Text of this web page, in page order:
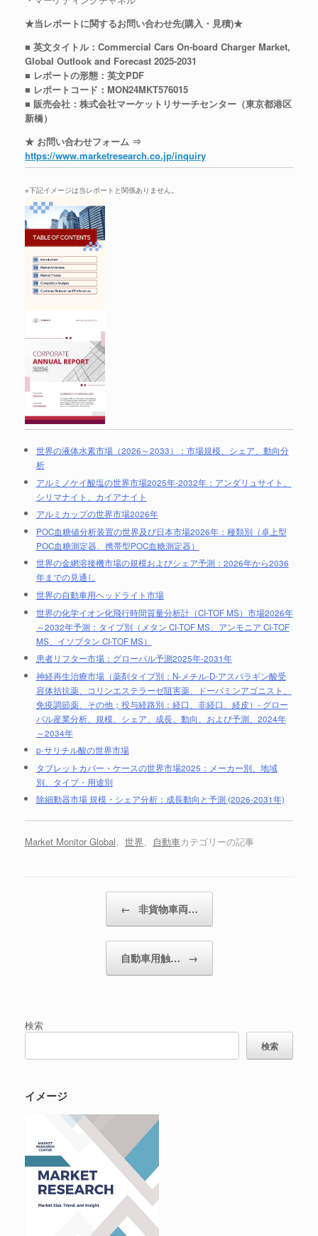
★当レポートに関するお問い合わせ先(購入・見積)★
■ 英文タイトル：Commercial Cars On-board Charger Market,
Global Outlook and Forecast 2025-2031
■ レポートの形態：英文PDF
■ レポートコード：MON24MKT576015
■ 販売会社：株式会社マーケットリサーチセンター（東京都港区
新橋）
★ お問い合わせフォーム ⇒
https://www.marketresearch.co.jp/inquiry
※下記イメージは当レポートと関係ありません。
世界の液体水素市場（2026～2033）：市場規模、シェア、動向分
析
アルミノケイ酸塩の世界市場2025年-2032年：アンダリュサイト、
シリマナイト、カイアナイト
アルミカップの世界市場2026年
POC血糖値分析装置の世界及び日本市場2026年：種類別（卓上型
POC血糖測定器、携帯型POC血糖測定器）
世界の金網溶接機市場の規模およびシェア予測：2026年から2036
年までの見通し
世界の自動車用ヘッドライト市場
世界の化学イオン化飛行時間質量分析計（CI-TOF MS）市場2026年
～2032年予測：タイプ別（メタン CI-TOF MS、アンモニア CI-TOF
MS、イソブタン CI-TOF MS）
患者リフター市場：グローバル予測2025年-2031年
神経再生治療市場（薬剤タイプ別：N-メチル-D-アスパラギン酸受
容体拮抗薬、コリンエステラーゼ阻害薬、ドーパミンアゴニスト、
免疫調節薬、その他；投与経路別：経口、非経口、経皮）- グロー
バル産業分析、規模、シェア、成長、動向、および予測、2024年
～2034年
p-サリチル酸の世界市場
タブレットカバー・ケースの世界市場2025：メーカー別、地域
別、タイプ・用途別
除細動器市場 規模・シェア分析：成長動向と予測 (2026-2031年)
Market Monitor Global、 世界、 自動車カテゴリーの記事
← 非貨物車両…
自動車用触… →
検索
検索
イメージ